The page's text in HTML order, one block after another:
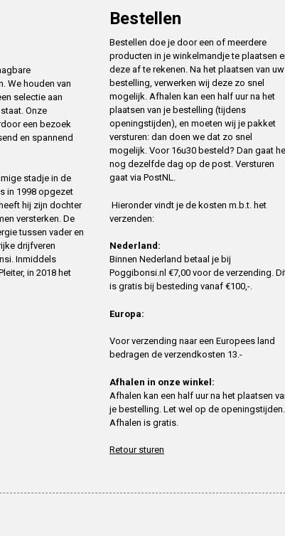
We houden van
selectie aan
Onze
een bezoek
en spannend
stadje in de
in 1998 opgezet
hij zijn dochter
versterken. De
tussen vader en
drijfveren
Inmiddels
in 2018 het
Bestellen
Bestellen doe je door een of meerdere
producten in je winkelmandje te plaatsen
deze af te rekenen. Na het plaatsen van uw
bestelling, verwerken wij deze zo snel
mogelijk. Afhalen kan een half uur na het
plaatsen van je bestelling (tijdens
openingstijden), en moeten wij je pakket
versturen: dan doen we dat zo snel
mogelijk. Voor 16u30 besteld? Dan gaat
nog dezelfde dag op de post. Versturen
gaat via PostNL.
Hieronder vindt je de kosten m.b.t. het
verzenden:
Nederland:
Binnen Nederland betaal je bij
Poggibonsi.nl €7,00 voor de verzending.
is gratis bij besteding vanaf €100,-.
Europa:
Voor verzending naar een Europees land
bedragen de verzendkosten 13.-
Afhalen in onze winkel:
Afhalen kan een half uur na het plaatsen
je bestelling. Let wel op de openingstijden.
Afhalen is gratis.
Retour sturen